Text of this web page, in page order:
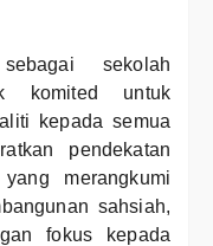
sekolah
komited untuk
kepada semua
pendekatan
merangkumi
sahsiah,
fokus kepada